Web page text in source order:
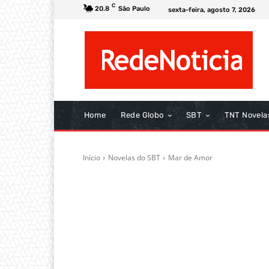
20.8 C São Paulo sexta-feira, agosto 7, 2026
Home Rede Globo SBT TNT
Início Novelas do SBT Mar de Amor